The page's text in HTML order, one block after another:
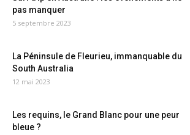
pas manquer
5 septembre 2023
La Péninsule de Fleurieu, immanquable du
South Australia
12 mai 2023
Les requins, le Grand Blanc pour une peur
bleue ?